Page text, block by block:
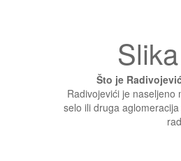
Što je
Radivojevići je
selo ili druga